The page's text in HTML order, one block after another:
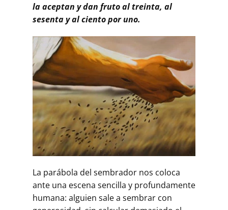
la aceptan y dan fruto al treinta, al
sesenta y al ciento por uno.
La parábola del sembrador nos coloca
ante una escena sencilla y profundamente
humana: alguien sale a sembrar con